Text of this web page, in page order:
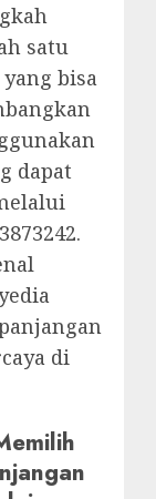
satu
bisa
dapat
di